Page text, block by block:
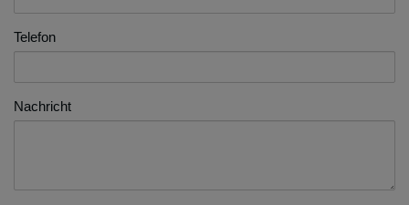
Telefon
Nachricht